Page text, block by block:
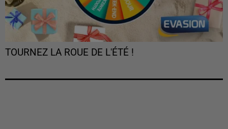
TOURNEZ LA ROUE DE L'ÉTÉ !